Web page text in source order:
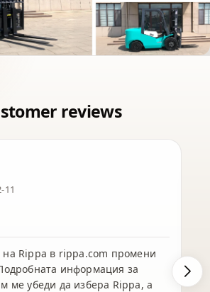
11
на Rippa в rippa.com промени
информация за
ме убеди да избера Rippa, а